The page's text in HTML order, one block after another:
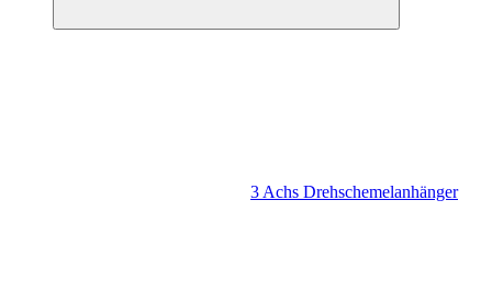
3 Achs Drehschemelanhänger